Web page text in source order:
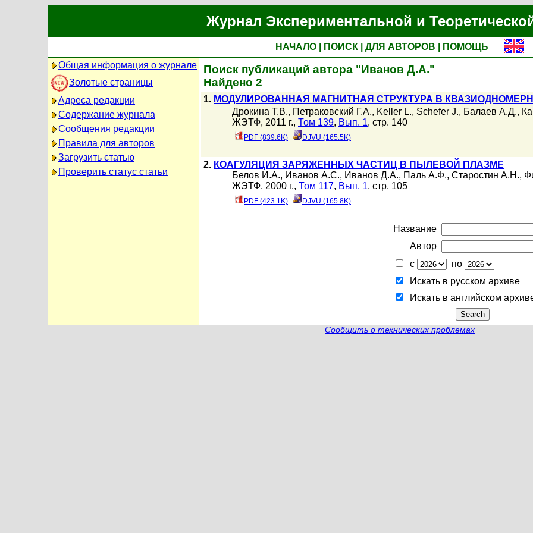
Журнал Экспериментальной и
НАЧАЛО ПОИСК ДЛЯ АВТОРОВ
ПОМОЩЬ
Общая информация о журнале
Золотые страницы
Адреса редакции
Содержание журнала
Сообщения редакции
Правила для авторов
Загрузить статью
Проверить статус статьи
Поиск публикаций автора "Иванов Д.А."
Найдено 2
1. МOДУЛИРОВАННАЯ МАГНИТНАЯ СТРУКТУРА В
Дрокина Т.В., Петраковский Г.А., Keller L., Schefer J., Балаев А.Д.,
ЖЭТФ, 2011 г., Том 139, Вып. 1, стр. 140
PDF (839.6K) DJVU (165.5K)
2. КОАГУЛЯЦИЯ ЗАРЯЖЕННЫХ ЧАСТИЦ В ПЫЛЕВОЙ ПЛАЗМЕ
Белов И.А., Иванов А.С., Иванов Д.А., Паль А.Ф., Старостин А.Н.,
ЖЭТФ, 2000 г., Том 117, Вып. 1, стр. 105
PDF (423.1K) DJVU (165.8K)
Название
Автор
с
по
Искать в русском архиве
Искать в английском
Сообщить о технических проблемах